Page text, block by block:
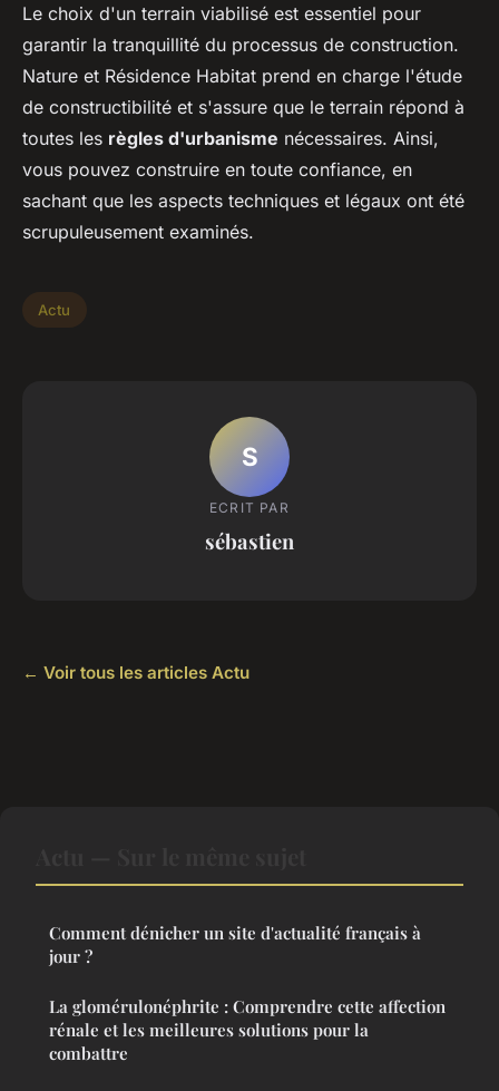
Le choix d'un terrain viabilisé est essentiel pour
garantir la tranquillité du processus de construction.
Nature et Résidence Habitat prend en charge l'étude
de constructibilité et s'assure que le terrain répond à
toutes les règles d'urbanisme nécessaires. Ainsi,
vous pouvez construire en toute confiance, en
sachant que les aspects techniques et légaux ont été
scrupuleusement examinés.
Actu
S
ECRIT PAR
sébastien
← Voir tous les articles Actu
Comment dénicher un site d'actualité français à
jour ?
La glomérulonéphrite : Comprendre cette affection
rénale et les meilleures solutions pour la
combattre